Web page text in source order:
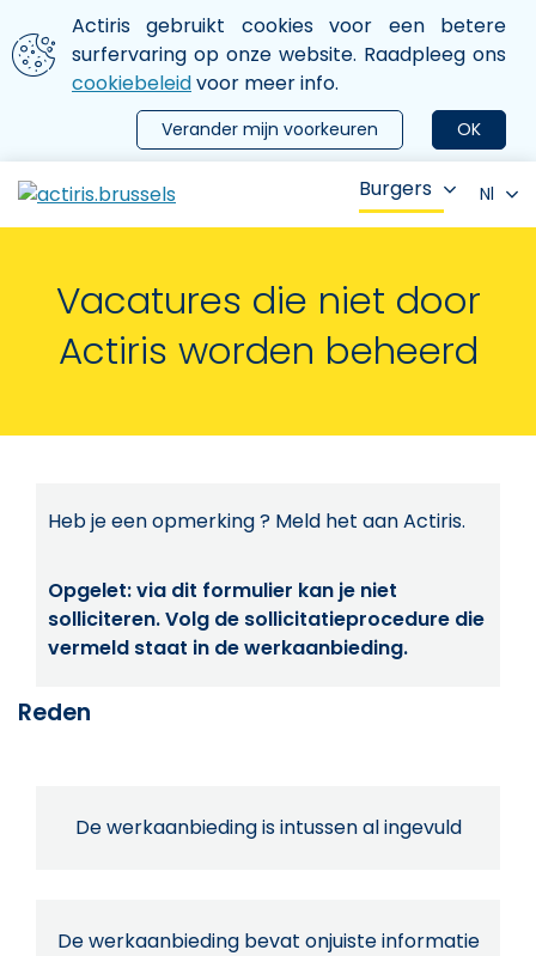
Aller au contenu principal
We gebruiken cookies
Actiris gebruikt cookies voor een betere
surfervaring op onze website. Raadpleeg ons
cookiebeleidvoor meer info.
OK
Verander mijn voorkeuren
le menu
Burgers Nl
Vacatures die niet door
Actiris worden beheerd
Heb je een opmerking ? Meld het aan Actiris.
Opgelet: via dit formulier kan je niet
solliciteren. Volg de sollicitatieprocedure die
vermeld staat in de werkaanbieding.
Reden
De werkaanbieding is intussen al ingevuld
De werkaanbieding bevat onjuiste informatie